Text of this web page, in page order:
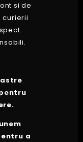
si de
curierii
a